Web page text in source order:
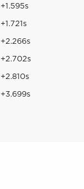
+1.595s
+1.721s
+2.266s
+2.702s
+2.810s
+3.699s